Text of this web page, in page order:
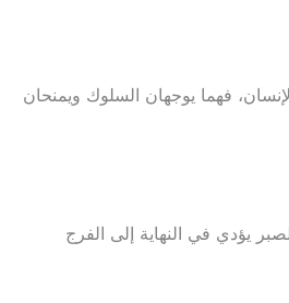
فهما يوجهان السلوك ويمنحان
يؤدي في النهاية إلى الفرج